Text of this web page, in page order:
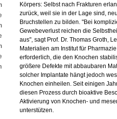
Körpers: Selbst nach Frakturen
zurück, weil sie in der Lage sind,
Bruchstellen zu bilden. "Bei
Gewebeverlust reichen die
aus", sagt Prof. Dr. Thomas Groth,
Materialien am Institut für
erforderlich, die den Knochen
größere Defekte mit abbaubaren
solcher Implantate hängt jedoch
Knochen einheilen. Seit einigen
diesen Prozess durch bioaktive
Aktivierung von Knochen- und
unterstützen.